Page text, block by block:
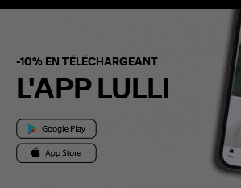
-10% EN TÉLÉCHARGEANT
L'APP LULLI